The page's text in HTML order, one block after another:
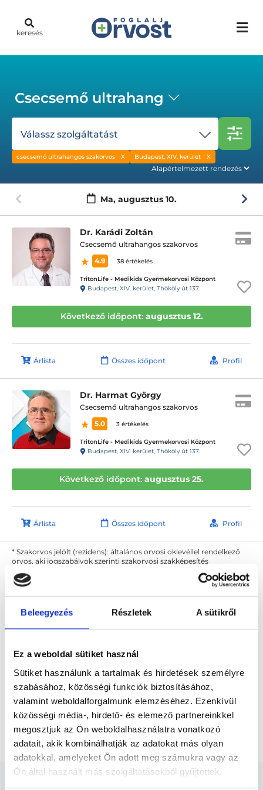
Beleegyezés Részletek A sütikről
Ez a weboldal sütiket használ
Sütiket használunk a tartalmak és hirdetések személyre
szabásához, közösségi funkciók biztosításához,
valamint weboldalforgalmunk elemzéséhez. Ezenkívül
közösségi média-, hirdető- és elemező partnereinkkel
megosztjuk az Ön weboldalhasználatra vonatkozó
adatait, akik kombinálhatják az adatokat más olyan
adatokkal, amelyeket Ön adott meg számukra vagy az
Ön által használt más szolgáltatásokból gyűjtöttek.
keresés
Csecsemő ultrahang
Válassz szolgáltatást
csecsemő ultrahangos szakorvos Budapest, XIV. kerület
Ma, augusztus 10.
Dr. Karádi Zoltán
Csecsemő ultrahangos szakorvos
4.9
38 értékelés
TritonLife - Medikids Gyermekorvosi Központ
Budapest, XIV. kerület, Thököly út 137.
Következő időpont: augusztus 12.
Árlista Összes időpont Profil
Dr. Harmat György
Csecsemő ultrahangos szakorvos
5.0
3 értékelés
TritonLife - Medikids Gyermekorvosi Központ
Budapest, XIV. kerület, Thököly út 137.
Következő időpont: augusztus 25.
Árlista Összes időpont Profil
* Szakorvos jelölt (rezidens): általános orvosi oklevéllel rendelkező
orvos, aki jogszabályok szerinti szakorvosi szakképesítés
megszerzésére irányuló képzésben vesz részt. Ezen orvosok által
önállóan nem végezhető szakmai tevékenységért teljes
felelősséggel tartozik és azt közvetlenül felügyeli az egészségügyi
szolgáltató szakorvosa az első részvizsgáig, utána pedig a
szakorvosjelölt önállóan láthat el feladatokat. A foglaljorvost.hu
felelősségét kizárja esetleges névazonosságért bármely szakorvos
és szakorvosjelölt esetén.
Főoldal Csecsemő ultrahangos szakorvos
Budapest, XIV. kerület
Csecsemő ultrahangos szakorvos Budapest, XIV.
kerület